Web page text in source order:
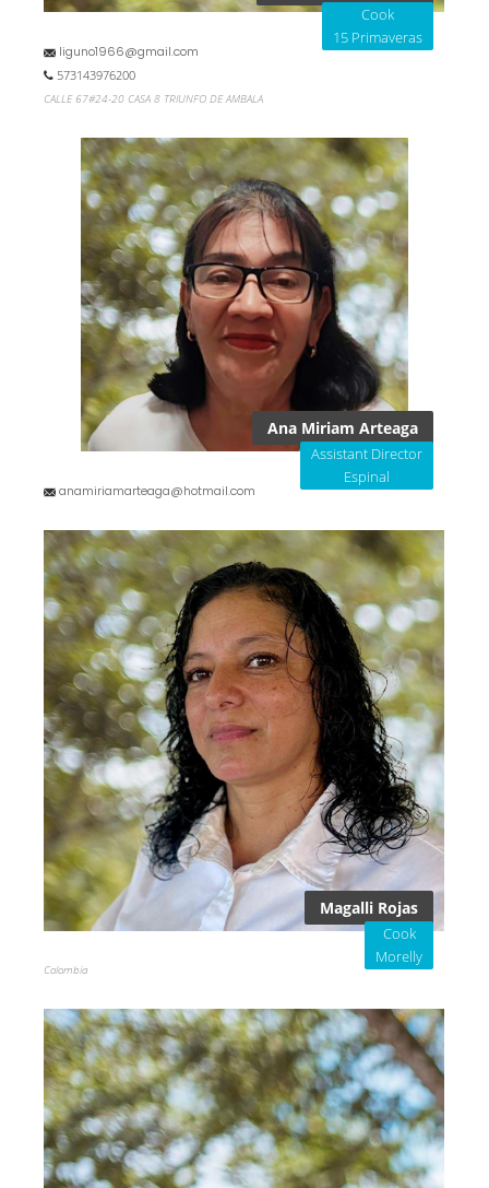
Cook
15 Primaveras
liguno1966@gmail.com
573143976200
CALLE 67#24-20 CASA 8 TRIUNFO DE AMBALA
Ana Miriam Arteaga
Assistant Director
Espinal
anamiriamarteaga@hotmail.com
Magalli Rojas
Cook
Morelly
Colombia